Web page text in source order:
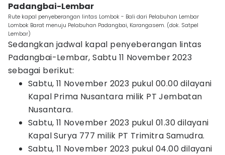
Padangbai-Lembar
Rute kapal penyeberangan lintas Lombok - Bali dari Pelabuhan Lembar
Lombok Barat menuju Pelabuhan Padangbai, Karangasem. (dok. Satpel
Lembar)
Sedangkan jadwal kapal penyeberangan lintas
Padangbai-Lembar, Sabtu 11 November 2023
sebagai berikut:
Sabtu, 11 November 2023 pukul 00.00 dilayani
Kapal Prima Nusantara milik PT Jembatan
Nusantara.
Sabtu, 11 November 2023 pukul 01.30 dilayani
Kapal Surya 777 milik PT Trimitra Samudra.
Sabtu, 11 November 2023 pukul 04.00 dilayani